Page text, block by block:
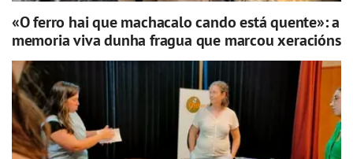
«O ferro hai que machacalo cando está quente»: a
memoria viva dunha fragua que marcou xeracións